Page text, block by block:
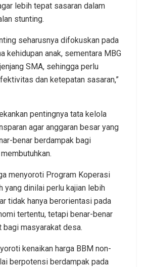
lebih tepat sasaran dalam
stunting.
seharusnya difokuskan pada
kehidupan anak, sementara MBG
SMA, sehingga perlu
dan ketepatan sasaran,”
pentingnya tata kelola
agar anggaran besar yang
benar berdampak bagi
menyoroti Program Koperasi
yang dinilai perlu kajian lebih
tidak hanya berorientasi pada
tertentu, tetapi benar-benar
bagi masyarakat desa.
kenaikan harga BBM non-
berpotensi berdampak pada